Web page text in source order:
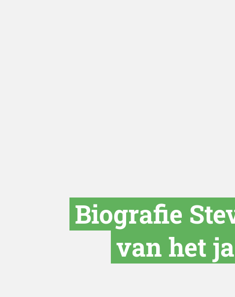
Biografie
van het